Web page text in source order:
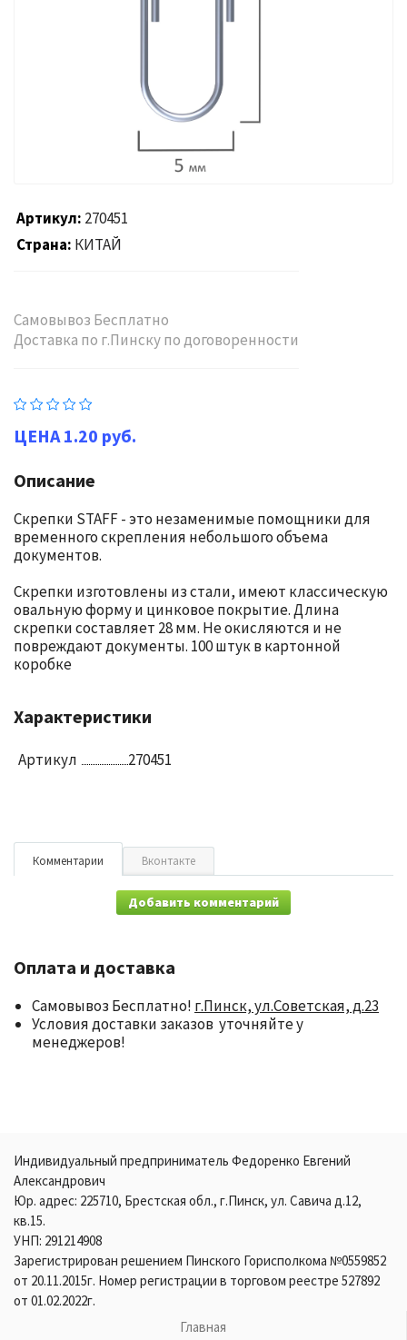
Артикул 270451
Страна КИТАЙ
Самовывоз Бесплатно
Доставка по г.Пинску по договоренности
1.20 руб.
Описание
Скрепки STAFF - это незаменимые помощники для
временного скрепления небольшого объема
документов.
Скрепки изготовлены из стали, имеют классическую
овальную форму и цинковое покрытие. Длина
скрепки составляет 28 мм. Не окисляются и не
повреждают документы. 100 штук в картонной
коробке
Характеристики
Артикул 270451
Комментарии Вконтакте
Добавить комментарий
Оплата и доставка
Самовывоз Бесплатно! г.Пинск, ул.Советская, д.23
Условия доставки заказов уточняйте у
менеджеров!
Индивидуальный предприниматель Федоренко Евгений
Александрович
Юр. адрес: 225710, Брестская обл., г.Пинск, ул. Савича д.12,
кв.15.
УНП: 291214908
Зарегистрирован решением Пинского Горисполкома №0559852
от 20.11.2015г. Номер регистрации в торговом реестре 527892
от 01.02.2022г.
Главная